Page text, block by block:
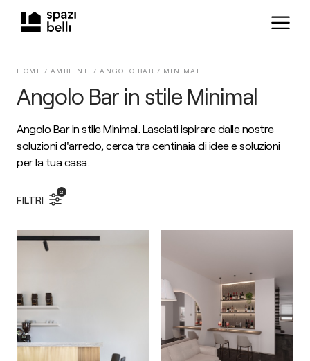
Angolo Bar in stile Minimal
HOME / AMBIENTI / ANGOLO BAR / MINIMAL
Angolo Bar in stile Minimal. Lasciati ispirare dalle nostre
soluzioni d'arredo, cerca tra centinaia di idee e soluzioni
per la tua casa.
FILTRI
2